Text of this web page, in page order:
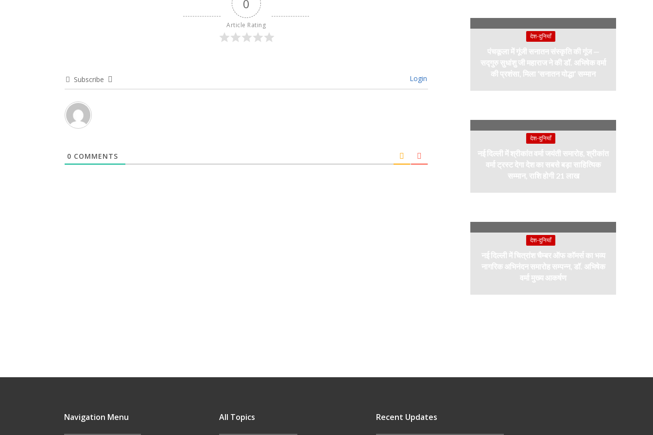
0
Article Rating
Subscribe Login
0 COMMENTS
देश-दुनियाँ
पंचकूला में गूंजी सनातन संस्कृति की गूंज —
सद्गुरु सुधांशु जी महाराज ने की डॉ. अभिषेक वर्मा
की प्रशंसा, मिला ‘सनातन योद्धा’ सम्मान
देश-दुनियाँ
नई दिल्ली में श्रीकांत वर्मा जयंती समारोह, श्रीकांत
वर्मा ट्रस्ट देगा देश का सबसे बड़ा साहित्यिक
सम्मान, राशि होगी 21 लाख
देश-दुनियाँ
नई दिल्ली में चित्रांश चैम्बर ऑफ कॉमर्स का भव्य
नागरिक अभिनंदन समारोह सम्पन्न, डॉ. अभिषेक
वर्मा मुख्य आकर्षण
Navigation Menu All Topics Recent Updates